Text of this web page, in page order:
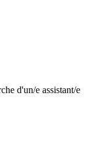
d'un/e assistant/e